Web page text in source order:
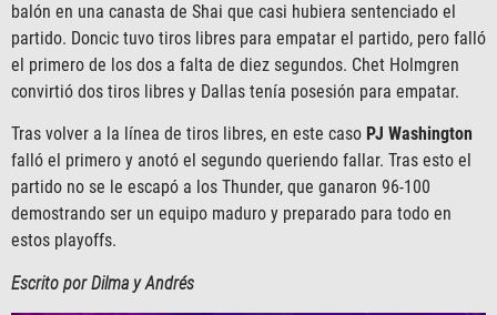
balón en una canasta de Shai que casi hubiera sentenciado el
partido. Doncic tuvo tiros libres para empatar el partido, pero falló
el primero de los dos a falta de diez segundos. Chet Holmgren
convirtió dos tiros libres y Dallas tenía posesión para empatar.
Tras volver a la línea de tiros libres, en este caso PJ Washington
falló el primero y anotó el segundo queriendo fallar. Tras esto el
partido no se le escapó a los Thunder, que ganaron 96-100
demostrando ser un equipo maduro y preparado para todo en
estos playoffs.
Escrito por Dilma y Andrés